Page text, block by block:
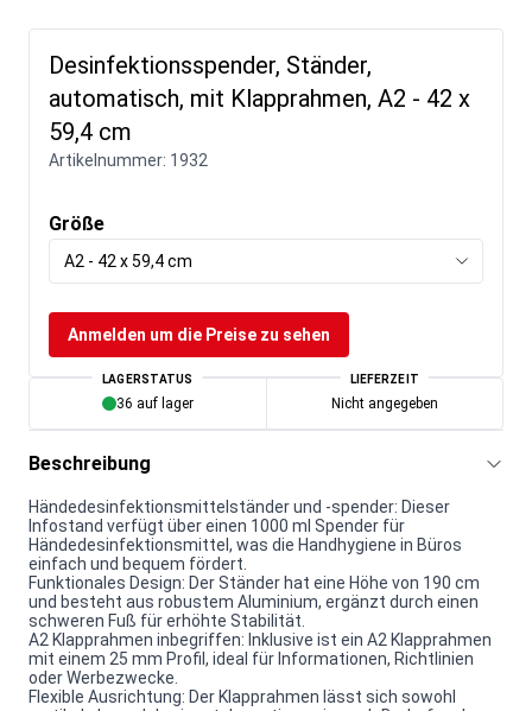
Desinfektionsspender, Ständer,
automatisch, mit Klapprahmen, A2 - 42 x
59,4 cm
Artikelnummer: 1932
Größe
A2 - 42 x 59,4 cm
Anmelden um die Preise zu sehen
LAGERSTATUS
36 auf lager
LIEFERZEIT
Nicht angegeben
Beschreibung
Händedesinfektionsmittelständer und -spender: Dieser
Infostand verfügt über einen 1000 ml Spender für
Händedesinfektionsmittel, was die Handhygiene in Büros
einfach und bequem fördert.
Funktionales Design: Der Ständer hat eine Höhe von 190 cm
und besteht aus robustem Aluminium, ergänzt durch einen
schweren Fuß für erhöhte Stabilität.
A2 Klapprahmen inbegriffen: Inklusive ist ein A2 Klapprahmen
mit einem 25 mm Profil, ideal für Informationen, Richtlinien
oder Werbezwecke.
Flexible Ausrichtung: Der Klapprahmen lässt sich sowohl